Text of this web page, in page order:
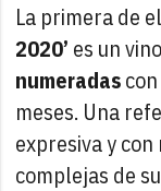
La primera de
2020’ es un
numeradas
meses. Una
expresiva y
complejas de